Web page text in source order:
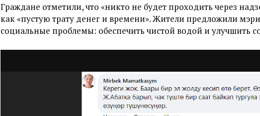
Граждане отметили, что «никто не будет проходить через
как «пустую трату денег и времени». Жители предложили
социальные проблемы: обеспечить чистой водой и улучшить